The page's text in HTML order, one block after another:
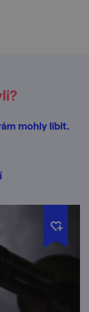
mohly líbit.